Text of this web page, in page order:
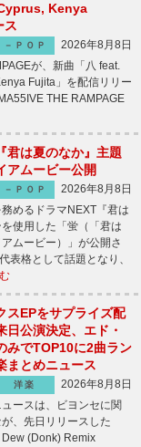
Kenya
ス
－ＰＯＰ
2026年8月8日
が、新曲「八 feat.
Fujita」を配信リリー
THE RAMPAGE
君は夏のなか』主題
アムービー公開
－ＰＯＰ
2026年8月8日
めるドラマNEXT『君は
使用した「蛍（「君は
ムービー）」が公開さ
格として話題となり、
スEPをサプライズ配
日公演決定、エド・
みでTOP10に2曲ラン
まとめニュース
洋楽
2026年8月8日
ースは、ビヨンセに関
、先日リリースした
Dew (Donk) Remix